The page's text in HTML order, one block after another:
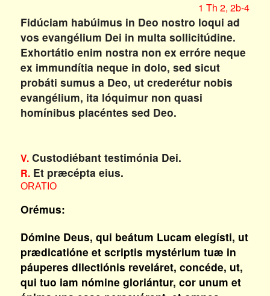
1 Th 2, 2b-4
Fidúciam habúimus in Deo nostro loqui ad
vos evangélium Dei in multa sollicitúdine.
Exhortátio enim nostra non ex erróre neque
ex immundítia neque in dolo, sed sicut
probáti sumus a Deo, ut crederétur nobis
evangélium, ita lóquimur non quasi
homínibus placéntes sed Deo.
V.Custodiébant testimónia Dei.
R.Et præcépta eius.
ORATIO
Orémus:
Dómine Deus, qui beátum Lucam elegísti, ut
prædicatióne et scriptis mystérium tuæ in
páuperes dilectiónis reveláret, concéde, ut,
qui tuo iam nómine gloriántur, cor unum et